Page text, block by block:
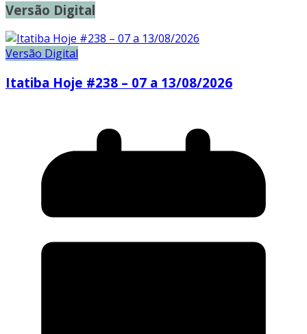
Versão Digital
Versão Digital
Itatiba Hoje #238 – 07 a 13/08/2026